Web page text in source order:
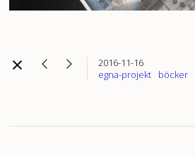
2016-11-16
egna-projekt
böcker